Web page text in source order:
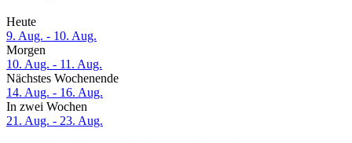
Heute
9. Aug. - 10. Aug.
Morgen
10. Aug. - 11. Aug.
Nächstes Wochenende
14. Aug. - 16. Aug.
In zwei Wochen
21. Aug. - 23. Aug.